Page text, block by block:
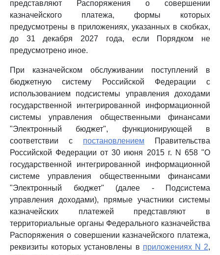
представляют Распоряжения о совершении
казначейского платежа, формы которых
предусмотрены в приложениях, указанных в скобках,
до 31 декабря 2027 года, если Порядком не
предусмотрено иное.
При казначейском обслуживании поступлений в
бюджетную систему Российской Федерации с
использованием подсистемы управления доходами
государственной интегрированной информационной
системы управления общественными финансами
"Электронный бюджет", функционирующей в
соответствии с постановлением Правительства
Российской Федерации от 30 июня 2015 г. N 658 "О
государственной интегрированной информационной
системе управления общественными финансами
"Электронный бюджет" (далее - Подсистема
управления доходами), прямые участники системы
казначейских платежей представляют в
территориальные органы Федерального казначейства
Распоряжения о совершении казначейского платежа,
реквизиты которых установлены в приложениях N 2,